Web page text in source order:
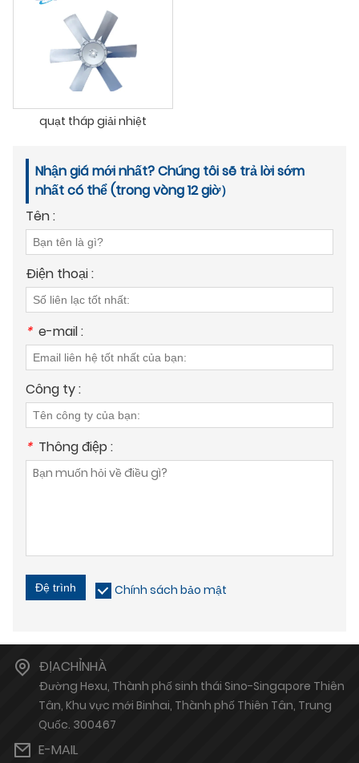
quạt tháp giải nhiệt
Nhận giá mới nhất? Chúng tôi sẽ trả lời sớm
nhất có thể (trong vòng 12 giờ）
Tên :
Điện thoại :
* e-mail :
Công ty :
* Thông điệp :
Đệ trình Chính sách bảo mật
ĐỊACHỈNHÀ
Đường Hexu, Thành phố sinh thái Sino-Singapore Thiên
Tân, Khu vực mới Binhai, Thành phố Thiên Tân, Trung
Quốc. 300467
E-MAIL